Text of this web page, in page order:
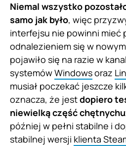
Niemal wszystko
samo jak było, więc
interfejsu nie powinni mieć
odnalezieniem się w
pojawiło się na razie w
systemówWindowsoraz
musiał poczekać jeszcze
oznacza, że jestdopiero
niewielką część
później w pełni stabilne i
stabilnej wersji klienta